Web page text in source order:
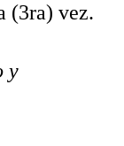
(3ra) vez.
y